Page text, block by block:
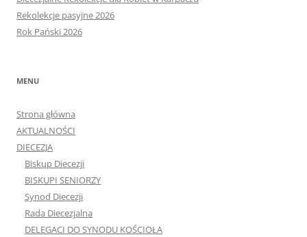
Rekolekcje pasyjne 2026
Rok Pański 2026
MENU
Strona główna
AKTUALNOŚCI
DIECEZJA
Biskup Diecezji
BISKUPI SENIORZY
Synod Diecezji
Rada Diecezjalna
DELEGACI DO SYNODU KOŚCIOŁA